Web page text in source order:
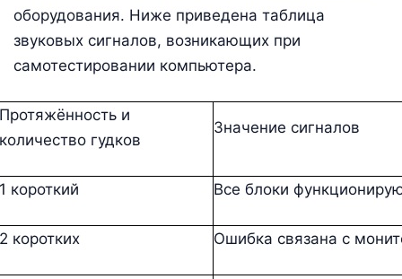
оборудования. Ниже приведена таблица
звуковых сигналов, возникающих при
самотестировании компьютера.
Протяжённость и
количество гудков
Значение сигналов
1 короткий Все блоки
2 коротких Ошибка связана с